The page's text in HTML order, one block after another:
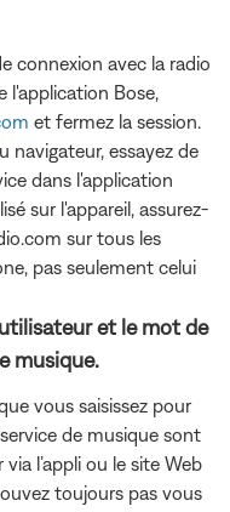
connexion avec la radio
l'application Bose,
et fermez la session.
navigateur, essayez de
dans l'application
sur l'appareil, assurez-
sur tous les
pas seulement celui
et le mot de
musique.
vous saisissez pour
de musique sont
l’appli ou le site Web
toujours pas vous